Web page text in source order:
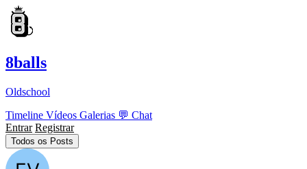
8balls
Oldschool
Timeline Vídeos Galerias 💬 Chat
Entrar Registrar
Todos os Posts